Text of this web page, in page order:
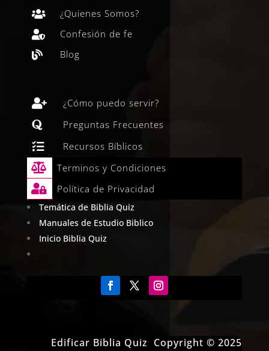
 ¿Quienes Somos?
 Confesión de fe
 Blog
 ¿Cómo puedo servir?
 Preguntas Frecuentes
 Recursos Bíblicos
 Terminos y Condiciones
 Política de Privacidad
Temática de Biblia Quiz
Manuales de Estudio Biblico
Inicio Biblia Quiz
Edificar Biblia Quiz Copyright © 2025